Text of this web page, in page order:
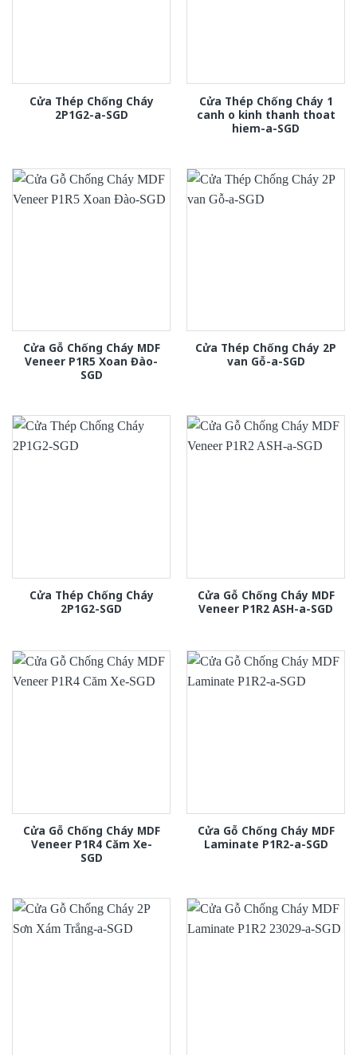
Cửa Thép Chống Cháy
2P1G2-a-SGD
Cửa Thép Chống Cháy 1
canh o kinh thanh thoat
hiem-a-SGD
Cửa Gỗ Chống Cháy MDF
Veneer P1R5 Xoan Đào-
SGD
Cửa Thép Chống Cháy 2P
van Gỗ-a-SGD
Cửa Thép Chống Cháy
2P1G2-SGD
Cửa Gỗ Chống Cháy MDF
Veneer P1R2 ASH-a-SGD
Cửa Gỗ Chống Cháy MDF
Veneer P1R4 Căm Xe-
SGD
Cửa Gỗ Chống Cháy MDF
Laminate P1R2-a-SGD